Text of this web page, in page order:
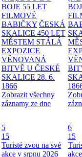
BOJE 55 LET
FILMOVÉ
BABIČKY ČESKÁ
SKALICE 450 LET
MĚSTEM STÁLÁ
EXPOZICE
VĚNOVANÁ
BITVĚ U ČESKÉ
SKALICE 28. 6.
1866
Zobrazit všechny
záznamy ze dne
5
15
Turisté zvou na své
akce v srpnu 2026
6
15